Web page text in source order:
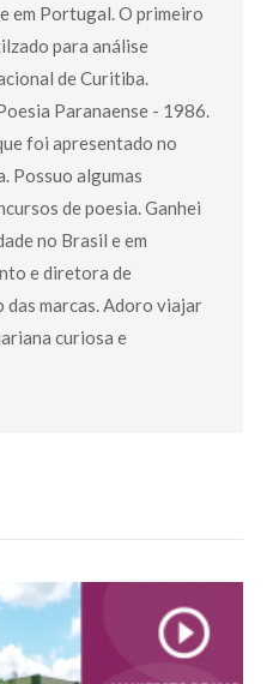
em Portugal. O primeiro
para análise
de Curitiba.
Paranaense - 1986.
foi apresentado no
Possuo algumas
de poesia. Ganhei
no Brasil e em
e diretora de
marcas. Adoro viajar
curiosa e